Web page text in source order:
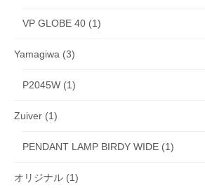
VP GLOBE 40 (1)
Yamagiwa (3)
P2045W (1)
Zuiver (1)
PENDANT LAMP BIRDY WIDE (1)
オリジナル (1)